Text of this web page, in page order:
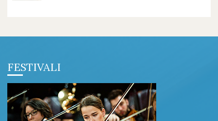
FESTIVALI